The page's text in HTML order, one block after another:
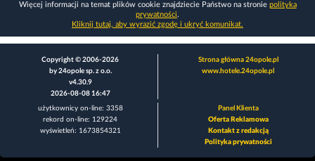
Więcej informacji na temat plików cookie znajdziecie Państwo na stronie polityka
prywatności.
Kliknij tutaj, aby wyrazić zgodę i ukryć komunikat.
Copyright © 2006-2026
by 24opole sp. z o.o.
v4.30.9
2026-08-08 16:47
Strona główna 24opole.pl
www.hotele.24opole.pl
użytkownicy on-line: 3358
rekord on-line: 129224
wyświetleń: 1673854321
Panel Klienta
Oferta Reklamowa
Kontakt z redakcją
Polityka prywatności